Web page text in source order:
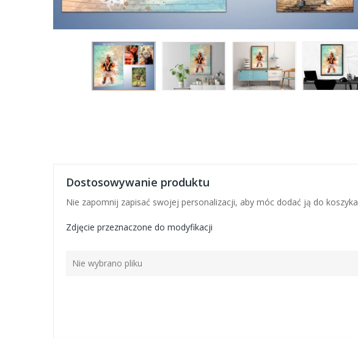
Dostosowywanie produktu
Nie zapomnij zapisać swojej personalizacji, aby móc dodać ją do koszyka
Zdjęcie przeznaczone do modyfikacji
Nie wybrano pliku